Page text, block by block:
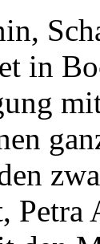
in
Petra